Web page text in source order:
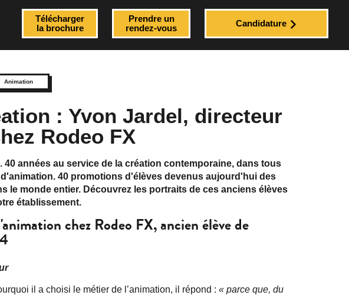
Télécharger
la brochure
Prendre un
rendez-vous
Candidature
Animation
: Yvon Jardel, directeur
Rodeo FX
40 années au service de la création contemporaine, dans tous
40 promotions d'élèves devenus aujourd'hui des
le monde entier. Découvrez les portraits de ces anciens élèves
établissement.
chez Rodeo FX, ancien élève de
il a choisi le métier de l’animation, il répond : « parce que, du